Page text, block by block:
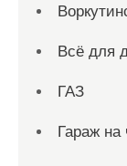
Всё для
ГАЗ
Гараж на